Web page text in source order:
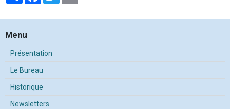
Menu
Présentation
Le Bureau
Historique
Newsletters